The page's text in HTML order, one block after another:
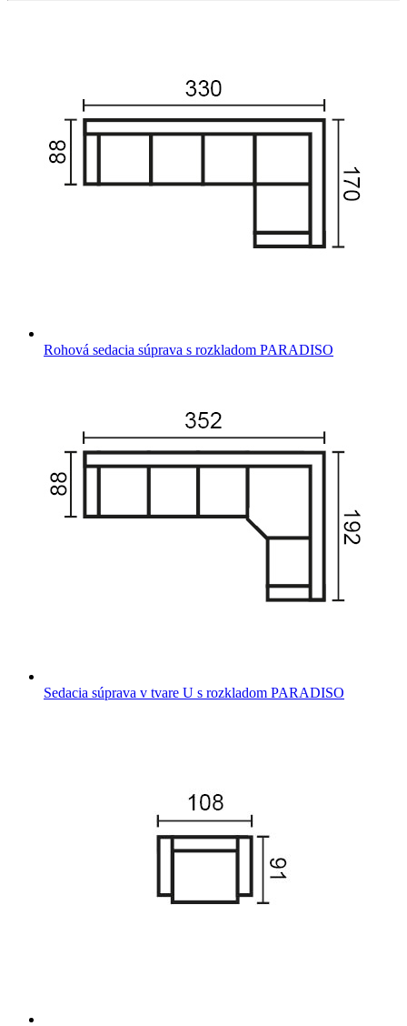
Rohová sedacia súprava s rozkladom PARADISO
Sedacia súprava v tvare U s rozkladom PARADISO